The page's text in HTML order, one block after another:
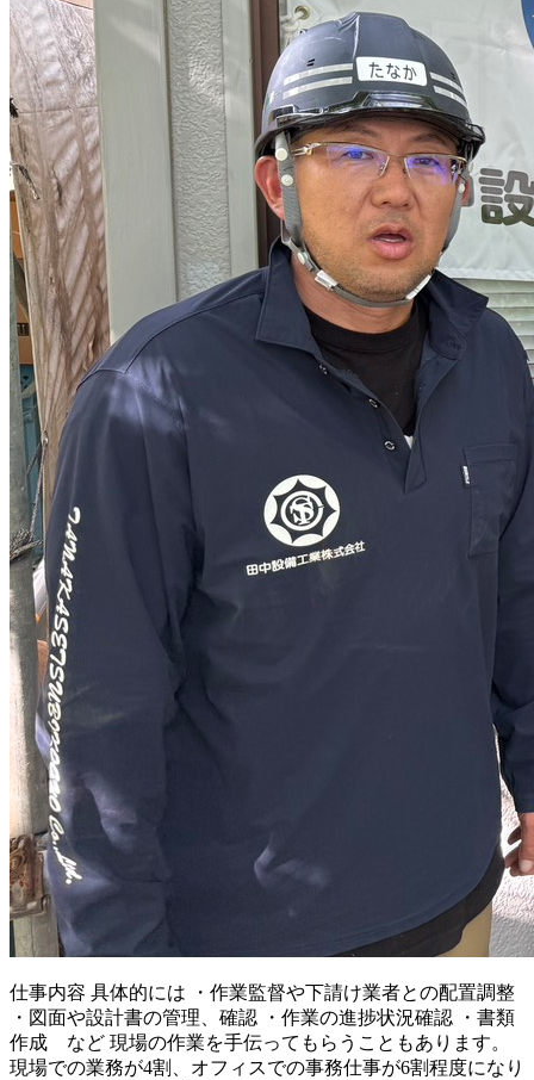
仕事内容 具体的には ・作業監督や下請け業者との配置調整
・図面や設計書の管理、確認 ・作業の進捗状況確認 ・書類
作成 など 現場の作業を手伝ってもらうこともあります。
現場での業務が4割、オフィスでの事務仕事が6割程度になり